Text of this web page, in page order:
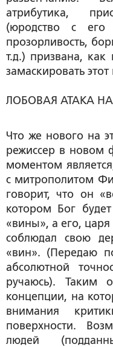
атрибутика,
(юродство с его
прозорливость,
т.д.) призвана, как
замаскировать
ЛОБОВАЯ АТАКА
Что же нового на
режиссер в новом
моментом
с митрополитом
говорит, что он
котором Бог
«вины», а его,
соблюдал свою
«вин». (Передаю
абсолютной
ручаюсь). Таким
концепции, на
внимания
поверхности.
людей